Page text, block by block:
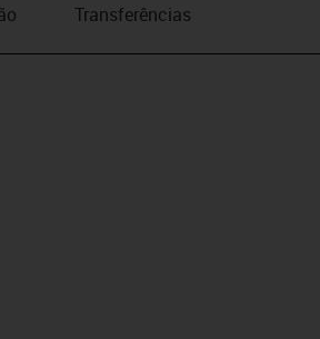
Transferências